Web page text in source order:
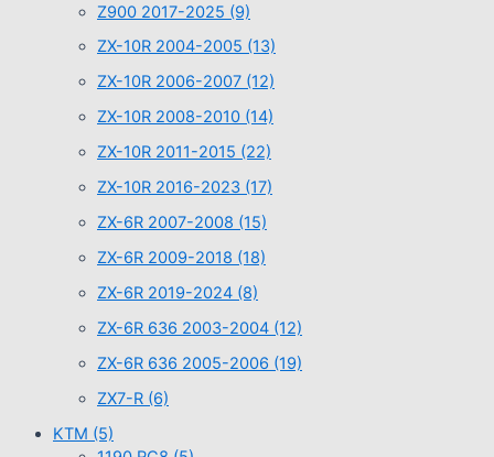
Z900 2017-2025 (9)
ZX-10R 2004-2005 (13)
ZX-10R 2006-2007 (12)
ZX-10R 2008-2010 (14)
ZX-10R 2011-2015 (22)
ZX-10R 2016-2023 (17)
ZX-6R 2007-2008 (15)
ZX-6R 2009-2018 (18)
ZX-6R 2019-2024 (8)
ZX-6R 636 2003-2004 (12)
ZX-6R 636 2005-2006 (19)
ZX7-R (6)
KTM (5)